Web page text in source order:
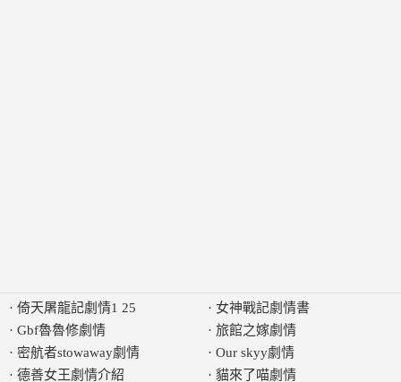
· 倚天屠龍記劇情1 25
· Gbf魯魯修劇情
· 密航者stowaway劇情
· 德善女王劇情介紹
· 女神戰記劇情書
· 旅館之嫁劇情
· Our skyy劇情
· 貓來了喵劇情